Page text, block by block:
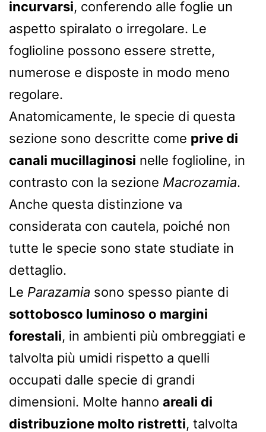
incurvarsi, conferendo alle foglie un
aspetto spiralato o irregolare. Le
foglioline possono essere strette,
numerose e disposte in modo meno
regolare.
Anatomicamente, le specie di questa
sezione sono descritte come prive di
canali mucillaginosi nelle foglioline, in
contrasto con la sezione Macrozamia.
Anche questa distinzione va
considerata con cautela, poiché non
tutte le specie sono state studiate in
dettaglio.
Le Parazamia sono spesso piante di
sottobosco luminoso o margini
forestali, in ambienti più ombreggiati e
talvolta più umidi rispetto a quelli
occupati dalle specie di grandi
dimensioni. Molte hanno areali di
distribuzione molto ristretti, talvolta